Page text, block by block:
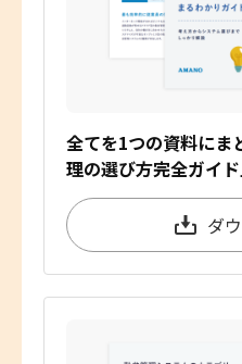
全てを1つの資料にま
理の選び方完全ガイ
ダ